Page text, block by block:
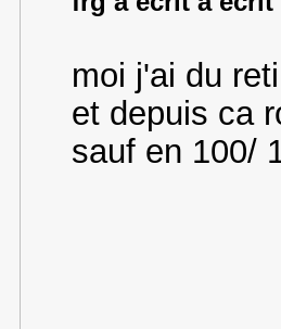
moi j'ai du
et depuis ca
sauf en 100/